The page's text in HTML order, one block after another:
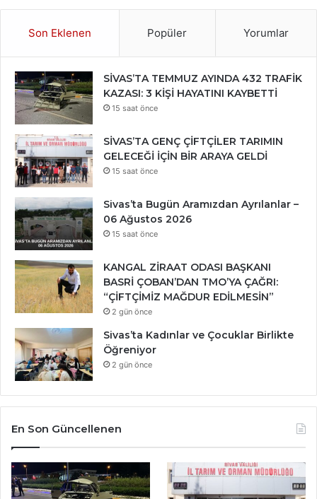
Son Eklenen Popüler Yorumlar
SİVAS’TA TEMMUZ AYINDA 432 TRAFİK
KAZASI: 3 KİŞİ HAYATINI KAYBETTİ
15 saat önce
SİVAS’TA GENÇ ÇİFTÇİLER TARIMIN
GELECEĞİ İÇİN BİR ARAYA GELDİ
15 saat önce
Sivas’ta Bugün Aramızdan Ayrılanlar –
06 Ağustos 2026
15 saat önce
KANGAL ZİRAAT ODASI BAŞKANI
BASRİ ÇOBAN’DAN TMO’YA ÇAĞRI:
“ÇİFTÇİMİZ MAĞDUR EDİLMESİN”
2 gün önce
Sivas’ta Kadınlar ve Çocuklar Birlikte
Öğreniyor
2 gün önce
En Son Güncellenen